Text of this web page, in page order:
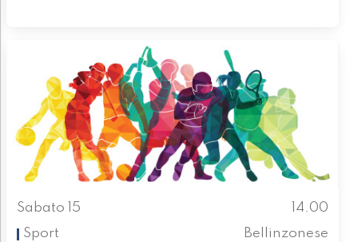
Sabato 15
14.00
Sport
Bellinzonese